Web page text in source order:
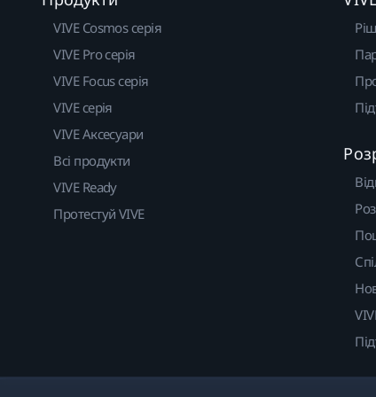
VIVE Cosmos серія
VIVE Pro серія
VIVE Focus серія
VIVE серія
VIVE Аксесуари
Всі продукти
VIVE Ready
Протестуй VIVE